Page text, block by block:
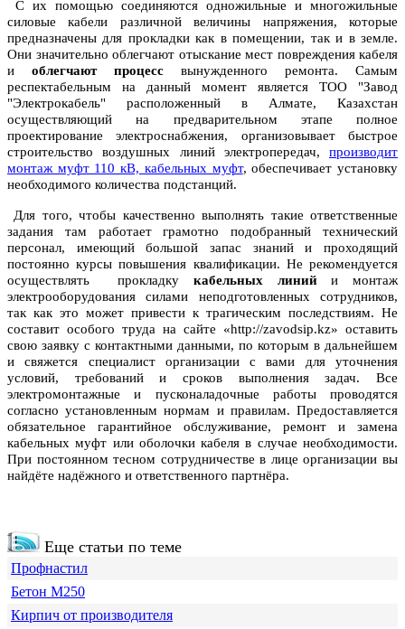
С их помощью соединяются одножильные и многожильные
силовые кабели различной величины напряжения, которые
предназначены для прокладки как в помещении, так и в земле.
Они значительно облегчают отыскание мест повреждения кабеля
и облегчают процесс вынужденного ремонта. Самым
респектабельным на данный момент является ТОО "Завод
"Электрокабель" расположенный в Алмате, Казахстан
осуществляющий на предварительном этапе полное
проектирование электроснабжения, организовывает быстрое
строительство воздушных линий электропередач, производит
монтаж муфт 110 кВ, кабельных муфт, обеспечивает установку
необходимого количества подстанций.
Для того, чтобы качественно выполнять такие ответственные
задания там работает грамотно подобранный технический
персонал, имеющий большой запас знаний и проходящий
постоянно курсы повышения квалификации. Не рекомендуется
осуществлять прокладку кабельных линийи монтаж
электрооборудования силами неподготовленных сотрудников,
так как это может привести к трагическим последствиям. Не
составит особого труда на сайте «http://zavodsip.kz» оставить
свою заявку с контактными данными, по которым в дальнейшем
и свяжется специалист организации с вами для уточнения
условий, требований и сроков выполнения задач. Все
электромонтажные и пусконаладочные работы проводятся
согласно установленным нормам и правилам. Предоставляется
обязательное гарантийное обслуживание, ремонт и замена
кабельных муфт или оболочки кабеля в случае необходимости.
При постоянном тесном сотрудничестве в лице организации вы
найдёте надёжного и ответственного партнёра.
Еще статьи по теме
Профнастил
Бетон М250
Кирпич от производителя